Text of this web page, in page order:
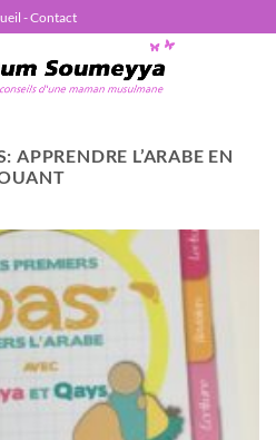
- Contact
APPRENDRE L’ARABE EN